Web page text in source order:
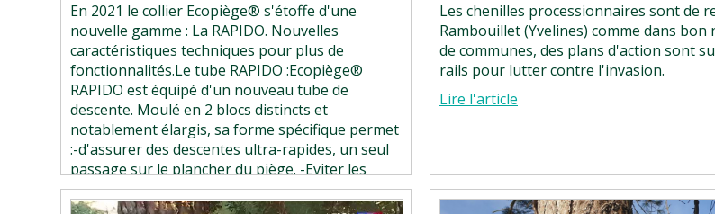
En 2021 le collier Ecopiège® s'étoffe d'une
nouvelle gamme : La RAPIDO. Nouvelles
caractéristiques techniques pour plus de
fonctionnalités.Le tube RAPIDO :Ecopiège®
RAPIDO est équipé d'un nouveau tube de
descente. Moulé en 2 blocs distincts et
notablement élargis, sa forme spécifique permet
:-d'assurer des descentes ultra-rapides, un seul
passage sur le plancher du piège. -Eviter les
pollutions urticantes. Les chenilles urticantes ne
tournent plus pendant plusieurs jours dans le
Les chenilles processionnaires sont de
Rambouillet (Yvelines) comme dans bon
de communes, des plans d'action sont
rails pour lutter contre l'invasion.
Lire l'article